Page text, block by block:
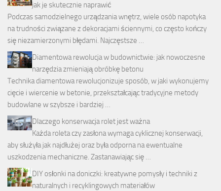
jak je skutecznie naprawić
Podczas samodzielnego urządzania wnętrz, wiele osób napotyka
na trudności związane z dekoracjami ściennymi, co często kończy
się niezamierzonymi błędami. Najczęstsze …
Diamentowa rewolucja w budownictwie: jak nowoczesne
narzędzia zmieniają obróbkę betonu
Technika diamentowa rewolucjonizuje sposób, w jaki wykonujemy
cięcie i wiercenie w betonie, przekształcając tradycyjne metody
budowlane w szybsze i bardziej …
Dlaczego konserwacja rolet jest ważna
Każda roleta czy zasłona wymaga cyklicznej konserwacji,
aby służyła jak najdłużej oraz była odporna na ewentualne
uszkodzenia mechaniczne. Zastanawiając się …
DIY osłonki na doniczki: kreatywne pomysły i techniki z
naturalnych i recyklingowych materiałów